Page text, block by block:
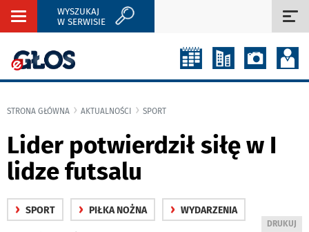
Rozwiń
WYSZUKAJ
W SERWISIE
STRONA GŁÓWNA AKTUALNOŚCI SPORT
Lider potwierdził siłę w I
lidze futsalu
› SPORT › PIŁKA NOŻNA › WYDARZENIA
WYDRUKUJ
DRUKUJ